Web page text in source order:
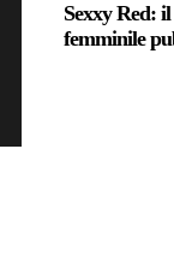
Sexxy Red:
femminile